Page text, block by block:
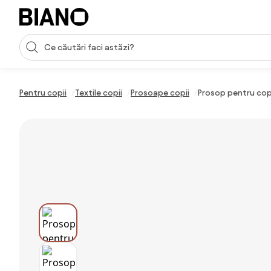
Sari peste navigare, accesează conținutul
Introducerea căutării
Pentru copii Textile copii Prosoape copii Prosop pentru